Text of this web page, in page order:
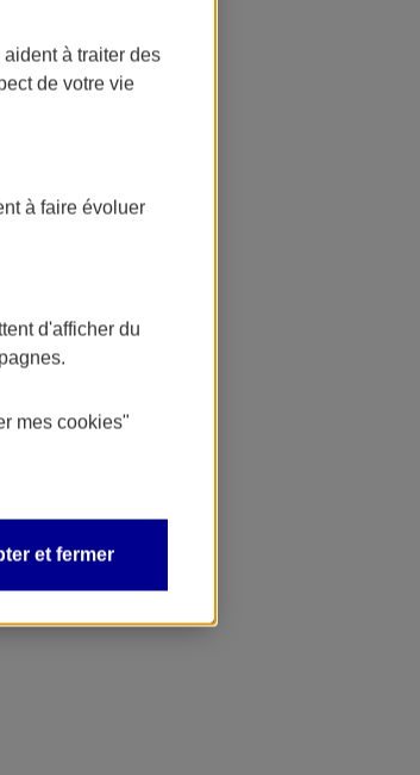
aident à traiter des
de votre vie
à faire évoluer
d'afficher du
mes cookies"
et fermer